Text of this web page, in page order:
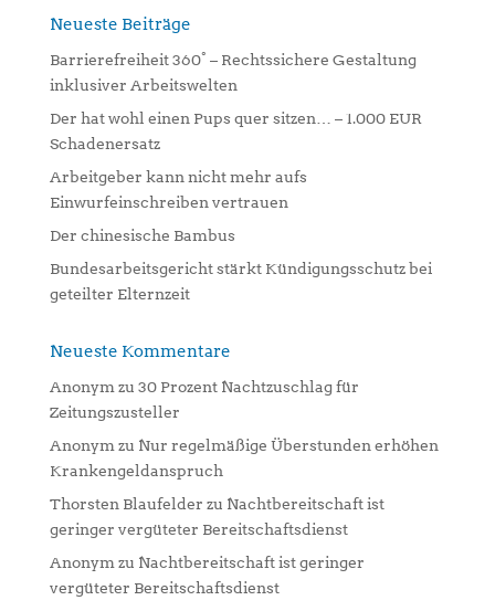
n
v
e
:
Neueste Beiträge
Barrierefreiheit 360° – Rechtssichere Gestaltung
inklusiver Arbeitswelten
Der hat wohl einen Pups quer sitzen… – 1.000 EUR
Schadenersatz
Arbeitgeber kann nicht mehr aufs
Einwurfeinschreiben vertrauen
Der chinesische Bambus
Bundesarbeitsgericht stärkt Kündigungsschutz bei
geteilter Elternzeit
Neueste Kommentare
Anonym zu 30 Prozent Nachtzuschlag für
Zeitungszusteller
Anonym zu Nur regelmäßige Überstunden erhöhen
Krankengeldanspruch
Thorsten Blaufelder zu Nachtbereitschaft ist
geringer vergüteter Bereitschaftsdienst
Anonym zu Nachtbereitschaft ist geringer
vergüteter Bereitschaftsdienst